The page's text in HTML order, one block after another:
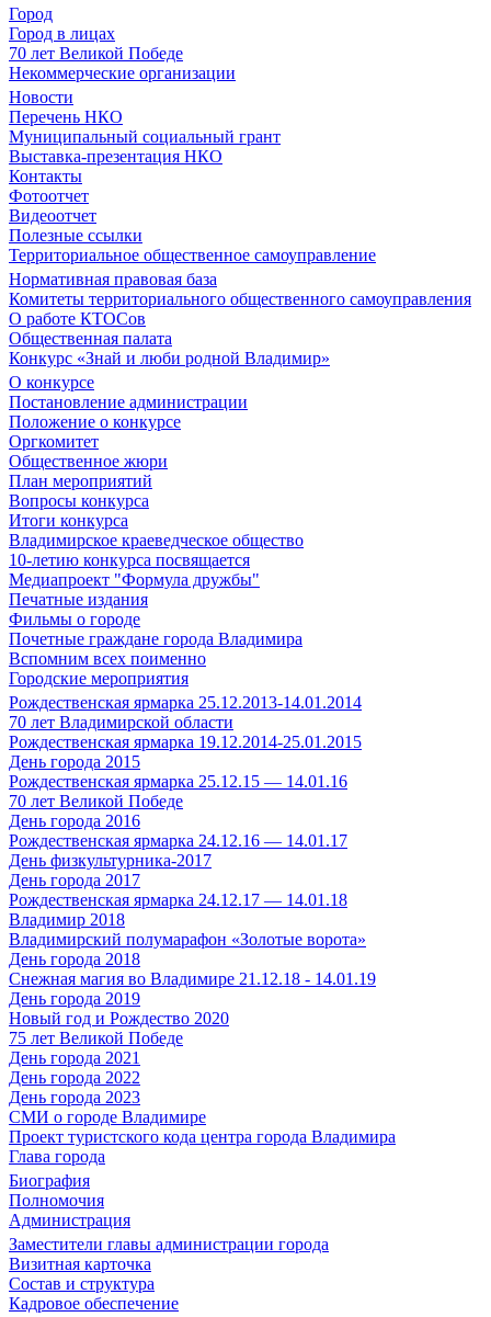
Город
Город в лицах
70 лет Великой Победе
Некоммерческие организации
Новости
Перечень НКО
Муниципальный социальный грант
Выставка-презентация НКО
Контакты
Фотоотчет
Видеоотчет
Полезные ссылки
Территориальное общественное самоуправление
Нормативная правовая база
Комитеты территориального общественного самоуправления
О работе КТОСов
Общественная палата
Конкурс «Знай и люби родной Владимир»
О конкурсе
Постановление администрации
Положение о конкурсе
Оргкомитет
Общественное жюри
План мероприятий
Вопросы конкурса
Итоги конкурса
Владимирское краеведческое общество
10-летию конкурса посвящается
Медиапроект "Формула дружбы"
Печатные издания
Фильмы о городе
Почетные граждане города Владимира
Вспомним всех поименно
Городские мероприятия
Рождественская ярмарка 25.12.2013-14.01.2014
70 лет Владимирской области
Рождественская ярмарка 19.12.2014-25.01.2015
День города 2015
Рождественская ярмарка 25.12.15 — 14.01.16
70 лет Великой Победе
День города 2016
Рождественская ярмарка 24.12.16 — 14.01.17
День физкультурника-2017
День города 2017
Рождественская ярмарка 24.12.17 — 14.01.18
Владимир 2018
Владимирский полумарафон «Золотые ворота»
День города 2018
Снежная магия во Владимире 21.12.18 - 14.01.19
День города 2019
Новый год и Рождество 2020
75 лет Великой Победе
День города 2021
День города 2022
День города 2023
СМИ о городе Владимире
Проект туристского кода центра города Владимира
Глава города
Биография
Полномочия
Администрация
Заместители главы администрации города
Визитная карточка
Состав и структура
Кадровое обеспечение